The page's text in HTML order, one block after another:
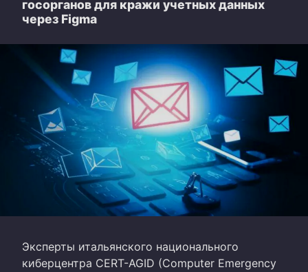
госорганов для кражи учетных данных
через Figma
Эксперты итальянского национального
киберцентра CERT-AGID (Computer Emergency